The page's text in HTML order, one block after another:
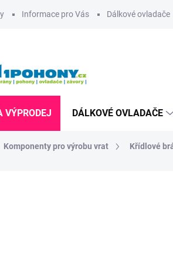
Informace pro Vás Dálkové ovladače
VÝPRODEJ DÁLKOVÉ OVLADAČE
Komponenty pro výrobu vrat Křídlové